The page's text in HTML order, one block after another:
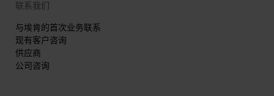
联系我们
与埃肯的首次业务联系
现有客户咨询
供应商
公司咨询